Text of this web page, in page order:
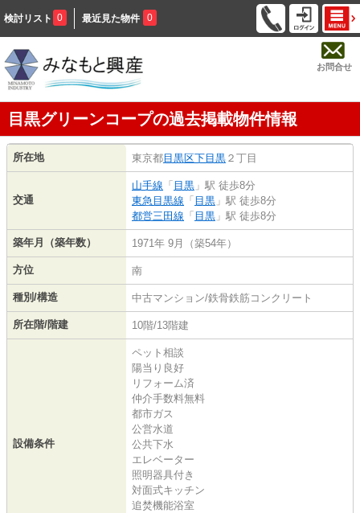
検討リスト 0 最近見た物件 0
お問合せ
目黒グリーンコープの過去掲載物件情報
所在地 東京都目黒区下目黒 ２丁目
交通
山手線 「目黒 」駅 徒歩8分
東急目黒線 「目黒 」駅 徒歩8分
都営三田線 「目黒 」駅 徒歩8分
築年月（築年数） 1971年 9月（築54年）
方位 南
種別/構造 中古マンション/鉄骨鉄筋コンクリート
所在階/階建 10階/13階建
設備条件
ペット相談
陽当り良好
リフォーム済
仲介手数料無料
都市ガス
公営水道
公共下水
エレベーター
照明器具付き
対面式キッチン
追焚機能浴室